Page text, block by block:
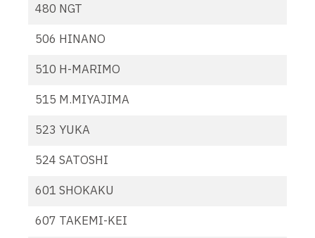
480 NGT
506 HINANO
510 H-MARIMO
515 M.MIYAJIMA
523 YUKA
524 SATOSHI
601 SHOKAKU
607 TAKEMI-KEI